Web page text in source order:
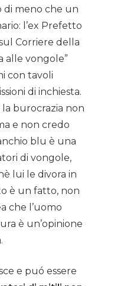
di meno che un
l’ex Prefetto
Corriere della
alle vongole”
con tavoli
di inchiesta.
la burocrazia non
e non credo
blu è una
di vongole,
lui le divora in
è un fatto, non
che l’uomo
è un’opinione
e puó essere